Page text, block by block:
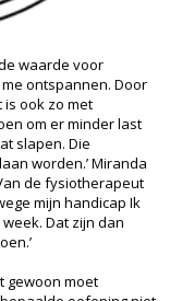
waarde voor
ontspannen. Door
ook zo met
om er minder last
slapen. Die
worden.’ Miranda
de fysiotherapeut
mijn handicap Ik
Dat zijn dan
gewoon moet